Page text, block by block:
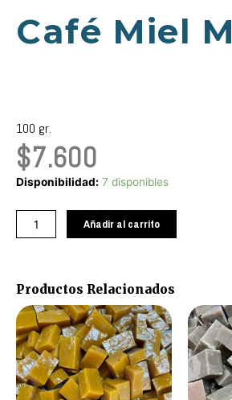
Café Miel
100 gr.
$7.600
Disponibilidad: 7 disponibles
Café
cantidad
Añadir al carrito
Productos Relacionados